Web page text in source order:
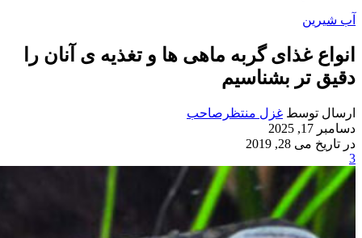
آب شیرین
انواع غذای گربه ماهی ها و تغذیه ی آنان را
دقیق تر بشناسیم
ارسال توسط غزل منتظرصاحب
دسامبر 17, 2025
در تاریخ می 28, 2019
3